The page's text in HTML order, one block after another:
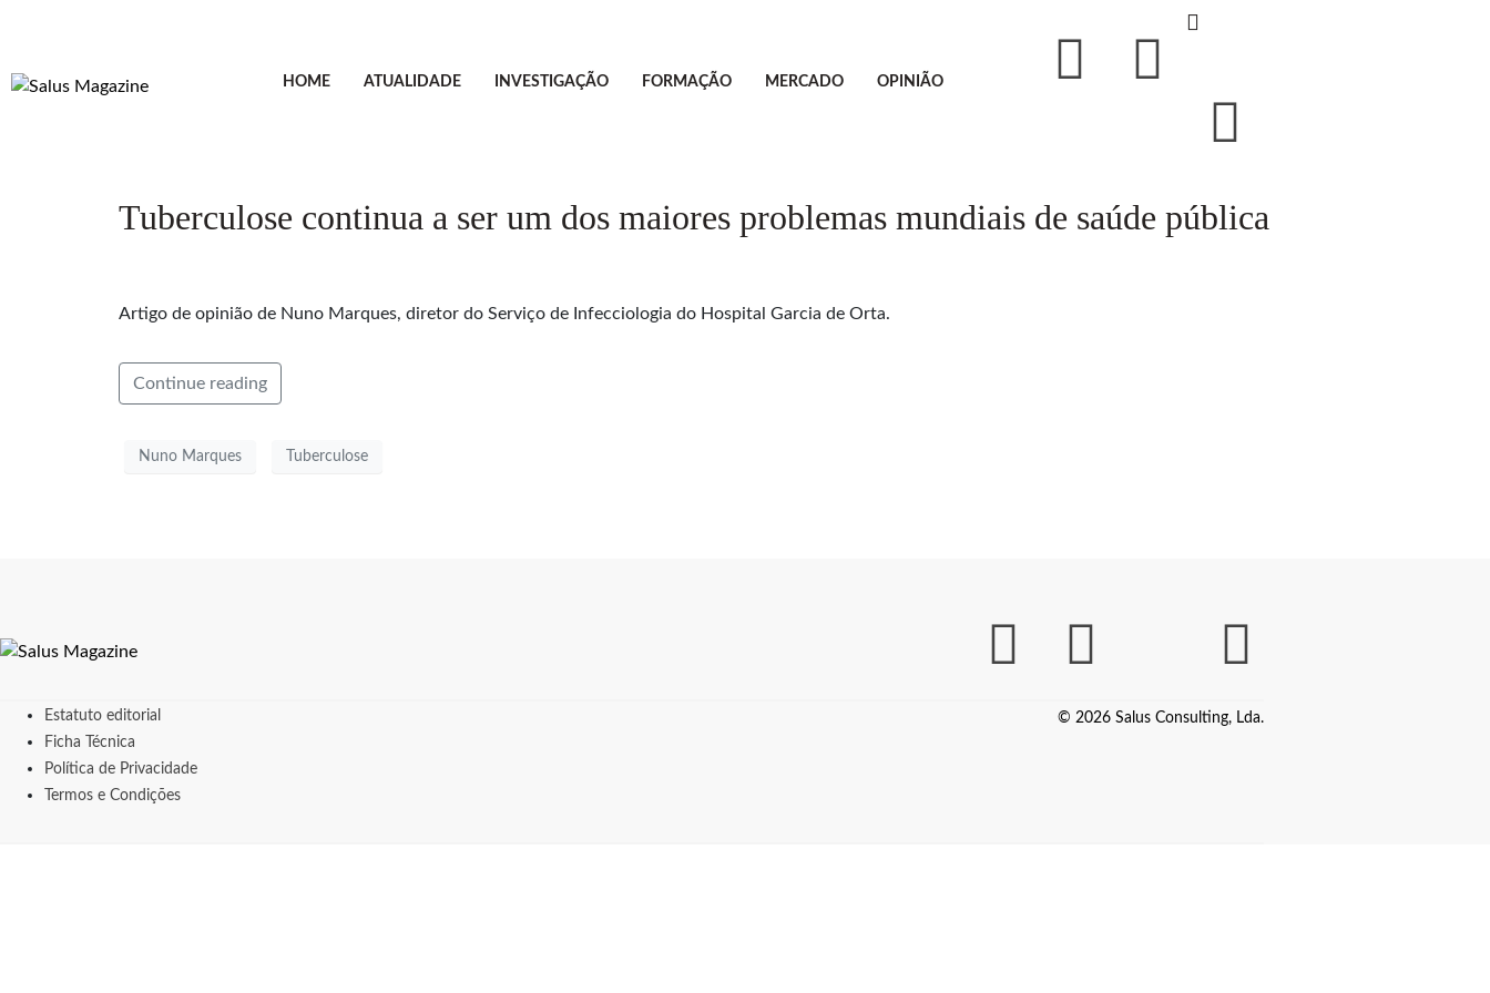
HOME ATUALIDADE INVESTIGAÇÃO FORMAÇÃO MERCADO OPINIÃO
Tuberculose continua a ser um dos maiores problemas mundiais de saúde pública
Artigo de opinião de Nuno Marques, diretor do Serviço de Infecciologia do Hospital Garcia de Orta.
Continue reading
Nuno Marques Tuberculose
Estatuto editorial
Ficha Técnica
Política de Privacidade
Termos e Condições
© 2026 Salus Consulting, Lda.